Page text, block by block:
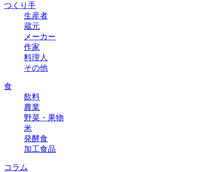
つくり手
生産者
蔵元
メーカー
作家
料理人
その他
食
飲料
農業
野菜・果物
米
発酵食
加工食品
コラム